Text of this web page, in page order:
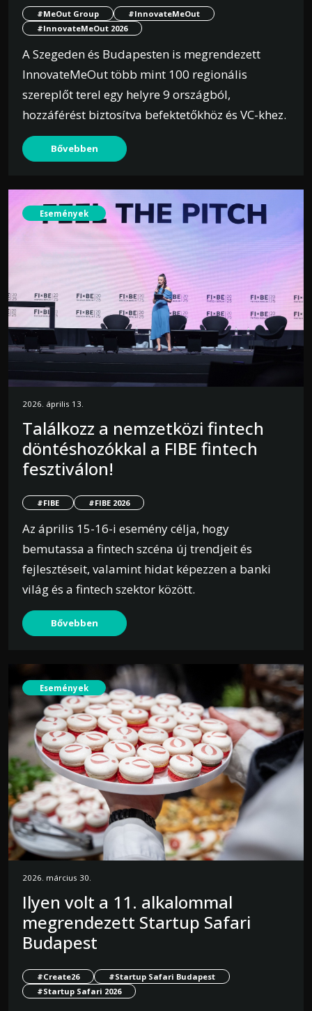
#MeOut Group
#InnovateMeOut
#InnovateMeOut 2026
A Szegeden és Budapesten is megrendezett
InnovateMeOut több mint 100 regionális
szereplőt terel egy helyre 9 országból,
hozzáférést biztosítva befektetőkhöz és VC-khez.
Bővebben
Események
2026. április 13.
Találkozz a nemzetközi fintech
döntéshozókkal a FIBE fintech
fesztiválon!
#FIBE #FIBE 2026
Az április 15-16-i esemény célja, hogy
bemutassa a fintech szcéna új trendjeit és
fejlesztéseit, valamint hidat képezzen a banki
világ és a fintech szektor között.
Bővebben
Események
2026. március 30.
Ilyen volt a 11. alkalommal
megrendezett Startup Safari
Budapest
#Create26
#Startup Safari Budapest
#Startup Safari 2026